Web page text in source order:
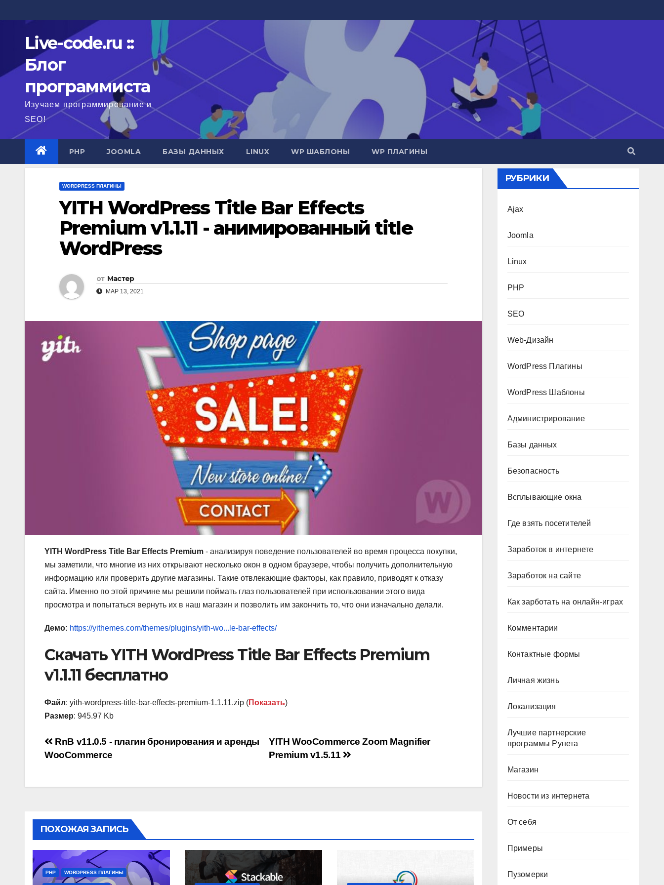
к
содержимомуLive-code.ru ::
Блог
программиста
Изучаем программирование и
SEO!
PHP JOOMLA БАЗЫ ДАННЫХ LINUX WP ШАБЛОНЫ WP ПЛАГИНЫ
WORDPRESS ПЛАГИНЫ
YITH WordPress Title Bar Effects
Premium v1.1.11 - анимированный title
WordPress
от Мастер
МАР 13, 2021
YITH WordPress Title Bar Effects Premium - анализируя поведение пользователей во время процесса покупки,
мы заметили, что многие из них открывают несколько окон в одном браузере, чтобы получить дополнительную
информацию или проверить другие магазины. Такие отвлекающие факторы, как правило, приводят к отказу
сайта. Именно по этой причине мы решили поймать глаз пользователей при использовании этого вида
просмотра и попытаться вернуть их в наш магазин и позволить им закончить то, что они изначально делали.
Демо: https://yithemes.com/themes/plugins/yith-wo...le-bar-effects/
Скачать YITH WordPress Title Bar Effects Premium
v1.1.11 бесплатно
Файл: yith-wordpress-title-bar-effects-premium-1.1.11.zip (Показать)
Размер: 945.97 Kb
Навигация
записям
YITH WooCommerce Zoom Magnifier
Premium v1.5.11
RnB v11.0.5 - плагин бронирования и аренды
WooCommerce
ПОХОЖАЯ ЗАПИСЬ
PHP WORDPRESS ПЛАГИНЫ
РУБРИКИ
Ajax
Joomla
Linux
PHP
SEO
Web-Дизайн
WordPress Плагины
WordPress Шаблоны
Администрирование
Базы данных
Безопасность
Всплывающие окна
Где взять посетителей
Заработок в интернете
Заработок на сайте
Как зарботать на онлайн-играх
Комментарии
Контактные формы
Личная жизнь
Локализация
Лучшие партнерские
программы Рунета
Магазин
Новости из интернета
От себя
Примеры
Пузомерки